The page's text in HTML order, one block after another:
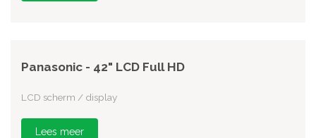
Panasonic - 42" LCD Full HD
LCD scherm / display
Lees meer